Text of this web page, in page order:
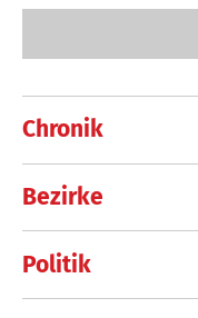
Chronik
Bezirke
Politik